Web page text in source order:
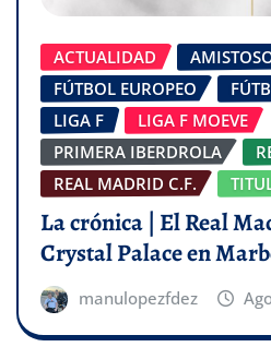
ACTUALIDAD
FÚTBOL EUROPEO
LIGA F
LIGA F MOEVE
PRIMERA IBERDROLA
REAL MADRID C.F.
La crónica | El Real
Crystal Palace en
manulopezfdez